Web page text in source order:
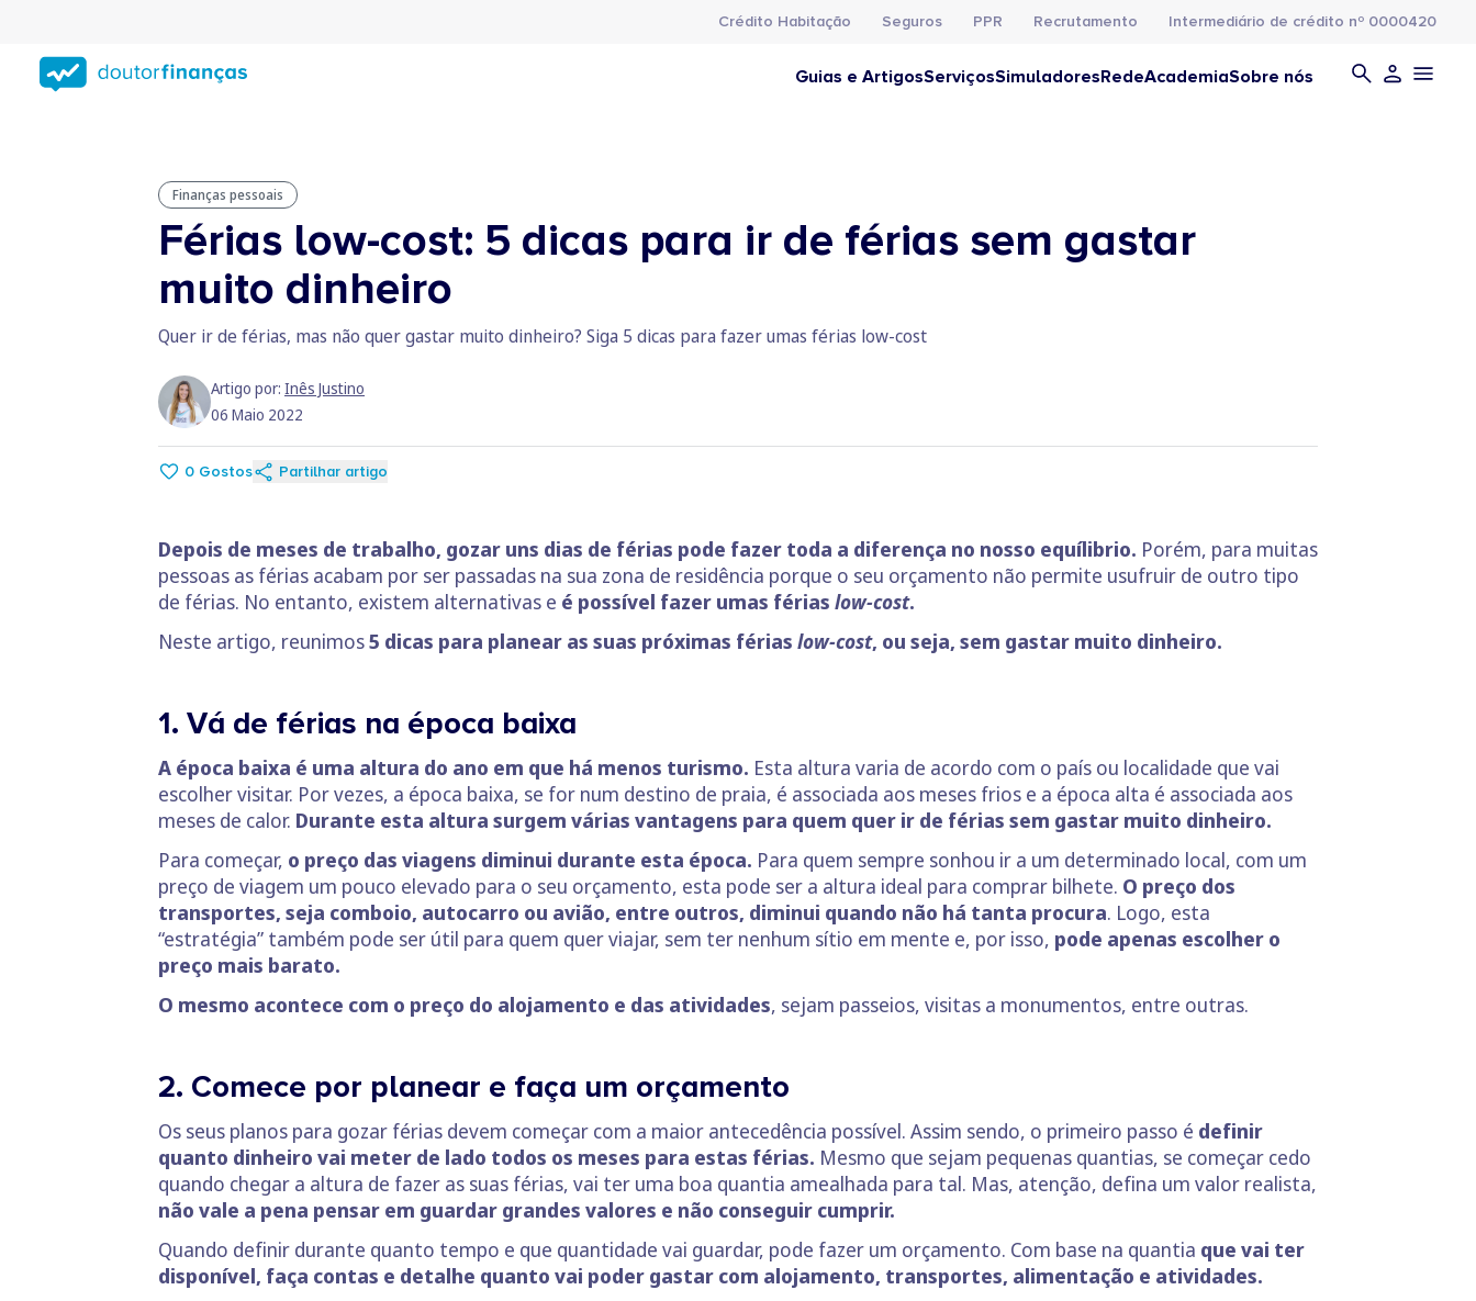
conteúdo
principal
Crédito Habitação Seguros PPR Recrutamento Intermediário de crédito nº 0000420
Guias e ArtigosServiçosSimuladoresRedeAcademiaSobre nós
Finanças pessoais
Férias low-cost: 5 dicas para ir de férias sem gastar
muito dinheiro
Quer ir de férias, mas não quer gastar muito dinheiro? Siga 5 dicas para fazer umas férias low-cost
Artigo por: Inês Justino
06 Maio 2022
0 Gostos Partilhar artigo
Depois de meses de trabalho, gozar uns dias de férias pode fazer toda a diferença no nosso equílibrio. Porém, para muitas
pessoas as férias acabam por ser passadas na sua zona de residência porque o seu orçamento não permite usufruir de outro tipo
de férias. No entanto, existem alternativas e é possível fazer umas férias low-cost.
Neste artigo, reunimos5 dicas para planear as suas próximas férias low-cost, ou seja, sem gastar muito dinheiro.
1. Vá de férias na época baixa
A época baixa é uma altura do ano em que há menos turismo. Esta altura varia de acordo com o país ou localidade que vai
escolher visitar. Por vezes, a época baixa, se for num destino de praia, é associada aos meses frios e a época alta é associada aos
meses de calor. Durante esta altura surgem várias vantagens para quem quer ir de férias sem gastar muito dinheiro.
Para começar, o preço das viagens diminui durante esta época. Para quem sempre sonhou ir a um determinado local, com um
preço de viagem um pouco elevado para o seu orçamento, esta pode ser a altura ideal para comprar bilhete. O preço dos
transportes, seja comboio, autocarro ou avião, entre outros, diminui quando não há tanta procura. Logo, esta
“estratégia” também pode ser útil para quem quer viajar, sem ter nenhum sítio em mente e, por isso, pode apenas escolher o
preço mais barato.
O mesmo acontece com o preço do alojamento e das atividades, sejam passeios, visitas a monumentos, entre outras.
2. Comece por planear e faça um orçamento
Os seus planos para gozar férias devem começar com a maior antecedência possível. Assim sendo, o primeiro passo é definir
quanto dinheiro vai meter de lado todos os meses para estas férias. Mesmo que sejam pequenas quantias, se começar cedo
quando chegar a altura de fazer as suas férias, vai ter uma boa quantia amealhada para tal. Mas, atenção, defina um valor realista,
não vale a pena pensar em guardar grandes valores e não conseguir cumprir.
Quando definir durante quanto tempo e que quantidade vai guardar, pode fazer um orçamento. Com base na quantia que vai ter
disponível, faça contas e detalhe quanto vai poder gastar com alojamento, transportes, alimentação e atividades.